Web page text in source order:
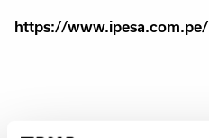
https://www.ipesa.com.pe/